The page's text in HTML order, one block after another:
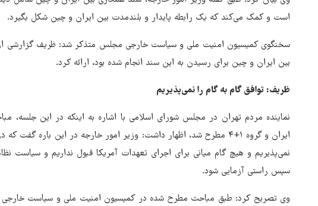
است و کمک می‌کند که یک رابطه پایدار و بلندمدت بین ایران و چین شکل بگیرد.
سخنگوی کمیسیون امنیت ملی و سیاست خارجی مجلس متذکر شد: ظریف گزارشی
بین ایران و چین برای رسیدن به این سند انجام شده بود، ارائه کرد.
ظریف: توافق گام به گام را نمی‌پذیریم
نماینده مردم تهران در مجلس شورای اسلامی با اشاره به اینکه در این جلسه،
ایران و گروه ۱+۴ مطرح شد، اظهار داشت: وزیر امور خارجه در این باره
نمی‌پذیریم و هیچ گام میانی برای اجرای تعهدات آمریکا قبول نداریم و سیاست
سپس راستی آزمایی شود.
وی تصریح کرد: طبق مباحث مطرح شده در کمیسیون امنیت ملی و سیاست خارجی